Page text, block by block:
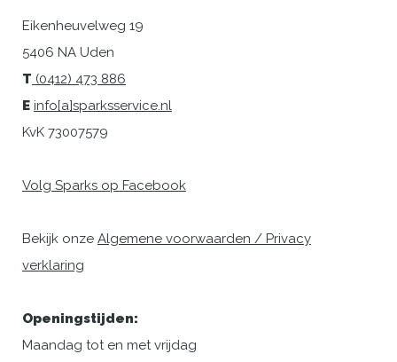
Eikenheuvelweg 19
5406 NA Uden
T (0412) 473 886
E info[a]sparksservice.nl
KvK 73007579
Volg Sparks op Facebook
Bekijk onze Algemene voorwaarden / Privacy
verklaring
Openingstijden:
Maandag tot en met vrijdag